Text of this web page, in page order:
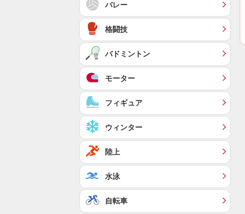
バレー
格闘技
バドミントン
モーター
フィギュア
ウィンター
陸上
水泳
自転車